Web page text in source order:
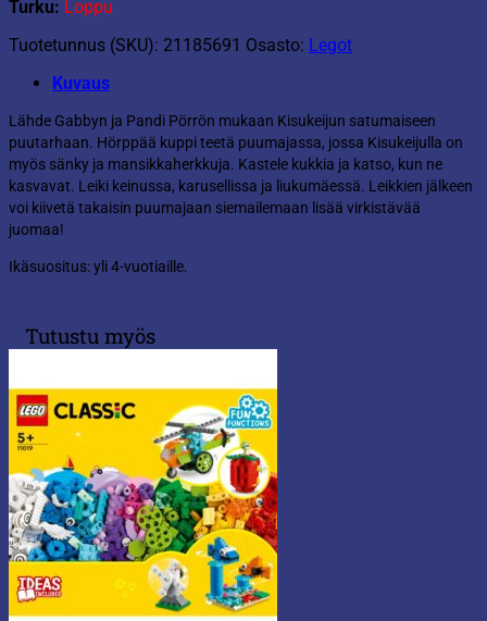
Turku: Loppu
Tuotetunnus (SKU): 21185691 Osasto: Legot
Kuvaus
Lähde Gabbyn ja Pandi Pörrön mukaan Kisukeijun satumaiseen
puutarhaan. Hörppää kuppi teetä puumajassa, jossa Kisukeijulla on
myös sänky ja mansikkaherkkuja. Kastele kukkia ja katso, kun ne
kasvavat. Leiki keinussa, karusellissa ja liukumäessä. Leikkien jälkeen
voi kiivetä takaisin puumajaan siemailemaan lisää virkistävää
juomaa!
Ikäsuositus: yli 4-vuotiaille.
Tutustu myös